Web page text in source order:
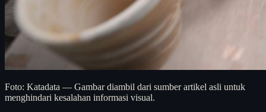
Foto: Katadata — Gambar diambil dari sumber artikel asli untuk
menghindari kesalahan informasi visual.